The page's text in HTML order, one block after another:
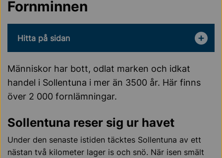
Fornminnen
Hitta på sidan
Människor har bott, odlat marken och idkat
handel i Sollentuna i mer än 3500 år. Här finns
över 2 000 fornlämningar.
Sollentuna reser sig ur havet
Under den senaste istiden täcktes Sollentuna av ett
nästan två kilometer lager is och snö. När isen smält